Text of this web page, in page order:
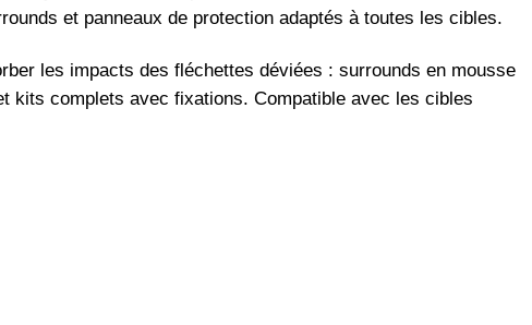
et panneaux de protection adaptés à toutes les cibles.
les impacts des fléchettes déviées : surrounds en mousse
kits complets avec fixations. Compatible avec les cibles